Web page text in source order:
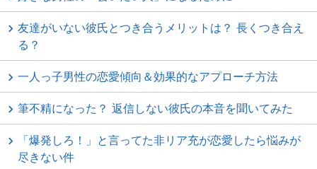
友達がいない彼氏とつき合うメリットは？ 長くつき合え
る？
一人っ子男性の恋愛傾向＆効果的なアプローチ方法
筆不精になった？ 返信しない彼氏の本音を聞いてみた
「爆発しろ！」と言ってた非リア充が恋愛したら悩みが
尽きない件